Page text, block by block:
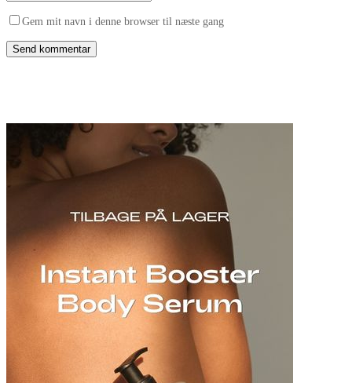
Gem mit navn i denne browser til næste gang